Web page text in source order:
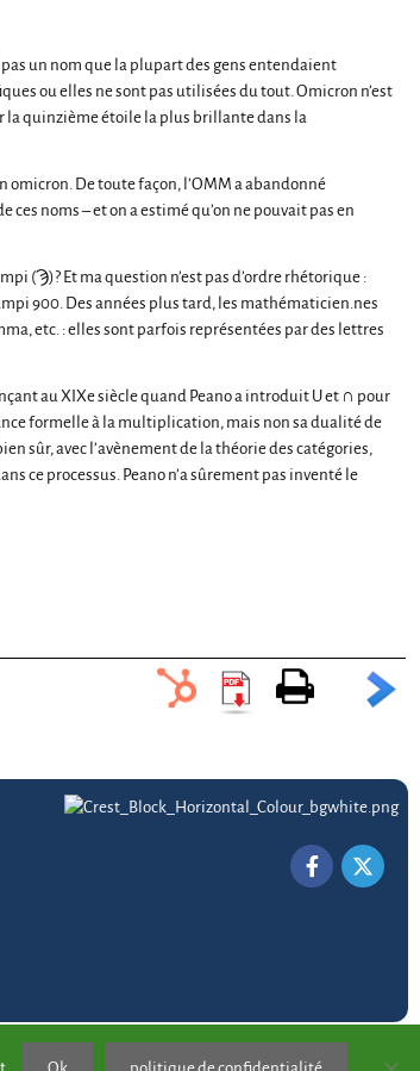
pas un nom que la plupart des gens entendaient
ou elles ne sont pas utilisées du tout. Omicron n’est
la quinzième étoile la plus brillante dans la
omicron. De toute façon, l’OMM a abandonné
noms – et on a estimé qu’on ne pouvait pas en
(Ϡ)? Et ma question n’est pas d’ordre rhétorique :
900. Des années plus tard, les mathématicien.nes
etc. : elles sont parfois représentées par des lettres
au XIXe siècle quand Peano a introduit U et ∩ pour
formelle à la multiplication, mais non sa dualité de
sûr, avec l’avènement de la théorie des catégories,
ce processus. Peano n’a sûrement pas inventé le